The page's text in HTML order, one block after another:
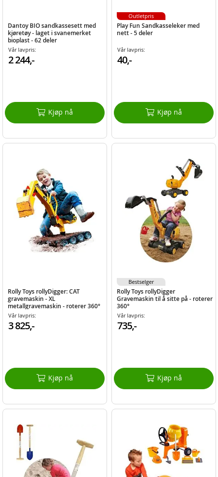
Dantoy BIO sandkassesett med
kjøretøy - laget i svanemerket
bioplast - 62 deler
Vår lavpris:
2 244,-
Kjøp nå
Play Fun Sandkasseleker med
nett - 5 deler
Vår lavpris:
40,-
Kjøp nå
Outletpris
Rolly Toys rollyDigger: CAT
gravemaskin - XL
metallgravemaskin - roterer 360°
Vår lavpris:
3 825,-
Kjøp nå
Rolly Toys rollyDigger
Gravemaskin til å sitte på - roterer
360°
Vår lavpris:
735,-
Kjøp nå
Bestselger